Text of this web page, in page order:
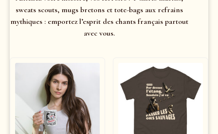
sweats scouts, mugs bretons et tote-bags aux refrains
mythiques : emportez l’esprit des chants français partout
avec vous.